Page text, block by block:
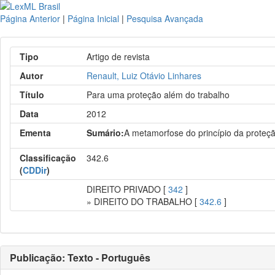
Página Anterior | Página Inicial | Pesquisa Avançada
Tipo
Artigo de revista
Autor
Renault, Luiz Otávio Linhares
Título
Para uma proteção além do trabalho
Data
2012
Ementa
Sumário:A metamorfose do princípio da
Classificação
(CDDir)
342.6
DIREITO PRIVADO [342 ]
» DIREITO DO TRABALHO [342.6 ]
Publicação: Texto - Português